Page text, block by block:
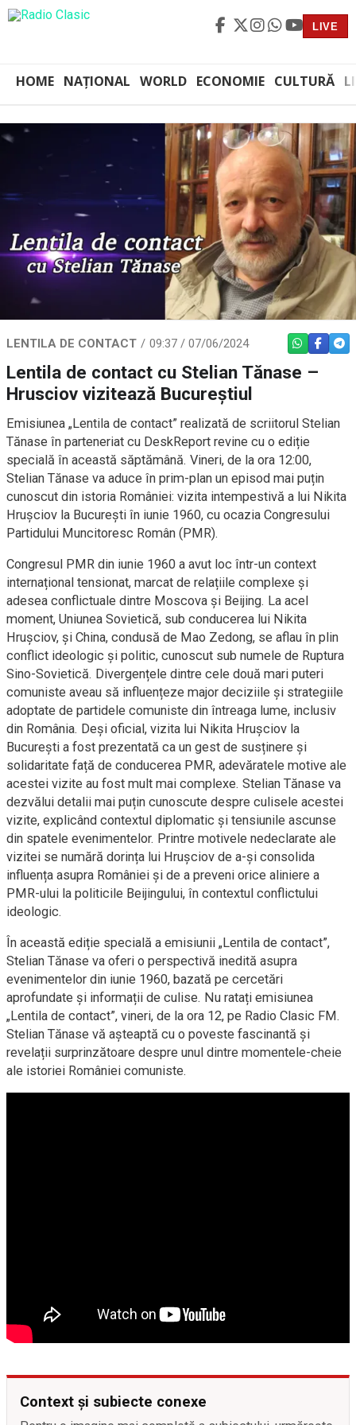
LIVE
HOME NAȚIONAL WORLD ECONOMIE CULTURĂ
LENTILA DE CONTACT 09:37 / 07/06/2024 WHATSAPP
Lentila de contact cu Stelian Tănase –
Hrusciov vizitează Bucureștiul
Emisiunea „Lentila de contact” realizată de scriitorul Stelian
Tănase în parteneriat cu DeskReport revine cu o ediție
specială în această săptămână. Vineri, de la ora 12:00,
Stelian Tănase va aduce în prim-plan un episod mai puțin
cunoscut din istoria României: vizita intempestivă a lui Nikita
Hrușciov la București în iunie 1960, cu ocazia Congresului
Partidului Muncitoresc Român (PMR).
Congresul PMR din iunie 1960 a avut loc într-un context
internațional tensionat, marcat de relațiile complexe și
adesea conflictuale dintre Moscova și Beijing. La acel
moment, Uniunea Sovietică, sub conducerea lui Nikita
Hrușciov, și China, condusă de Mao Zedong, se aflau în plin
conflict ideologic și politic, cunoscut sub numele de Ruptura
Sino-Sovietică. Divergențele dintre cele două mari puteri
comuniste aveau să influențeze major deciziile și strategiile
adoptate de partidele comuniste din întreaga lume, inclusiv
din România. Deși oficial, vizita lui Nikita Hrușciov la
București a fost prezentată ca un gest de susținere și
solidaritate față de conducerea PMR, adevăratele motive ale
acestei vizite au fost mult mai complexe. Stelian Tănase va
dezvălui detalii mai puțin cunoscute despre culisele acestei
vizite, explicând contextul diplomatic și tensiunile ascunse
din spatele evenimentelor. Printre motivele nedeclarate ale
vizitei se numără dorința lui Hrușciov de a-și consolida
influența asupra României și de a preveni orice aliniere a
PMR-ului la politicile Beijingului, în contextul conflictului
ideologic.
În această ediție specială a emisiunii „Lentila de contact”,
Stelian Tănase va oferi o perspectivă inedită asupra
evenimentelor din iunie 1960, bazată pe cercetări
aprofundate și informații de culise. Nu ratați emisiunea
„Lentila de contact”, vineri, de la ora 12, pe Radio Clasic FM.
Stelian Tănase vă așteaptă cu o poveste fascinantă și
revelații surprinzătoare despre unul dintre momentele-cheie
ale istoriei României comuniste.
Context și subiecte conexe